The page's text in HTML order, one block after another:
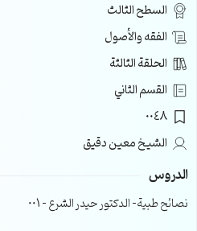
السطح الثالث
الفقه والأصول
الحلقة الثالثة
القسم الثاني
0048
الشيخ معين دقيق
الدروس
نصائح طبية- الدكتور حيدر الشرع – 001